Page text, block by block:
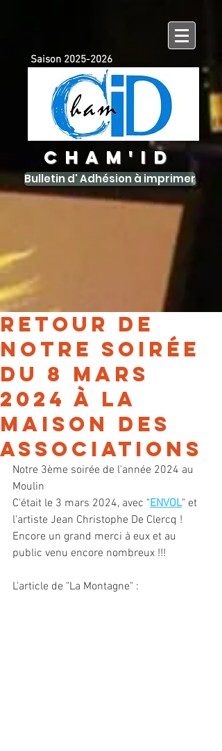
Saison 2025-2026
CHAM'ID
Bulletin d' Adhésion à imprimer
Retour de
notre soirée
du 8 mars
2024 à la
Maison des
Associations
Notre 3ème soirée de l'année 2024 au
Moulin
C'était le 3 mars 2024, avec "ENVOL" et
l'artiste Jean Christophe De Clercq !
Encore un grand merci à eux et au
public venu encore nombreux !!!
L'article de "La Montagne" :